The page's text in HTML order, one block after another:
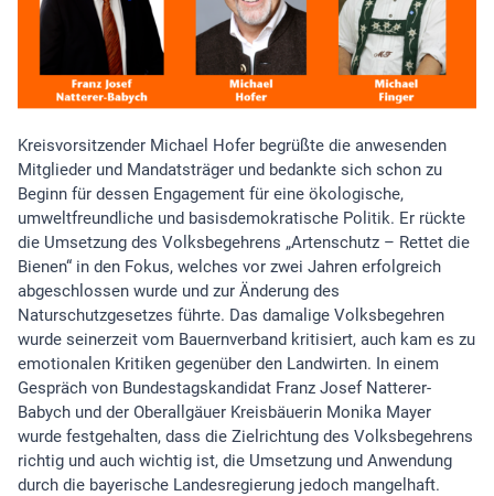
Kreisvorsitzender Michael Hofer begrüßte die anwesenden
Mitglieder und Mandatsträger und bedankte sich schon zu
Beginn für dessen Engagement für eine ökologische,
umweltfreundliche und basisdemokratische Politik. Er rückte
die Umsetzung des Volksbegehrens „Artenschutz – Rettet die
Bienen“ in den Fokus, welches vor zwei Jahren erfolgreich
abgeschlossen wurde und zur Änderung des
Naturschutzgesetzes führte. Das damalige Volksbegehren
wurde seinerzeit vom Bauernverband kritisiert, auch kam es zu
emotionalen Kritiken gegenüber den Landwirten. In einem
Gespräch von Bundestagskandidat Franz Josef Natterer-
Babych und der Oberallgäuer Kreisbäuerin Monika Mayer
wurde festgehalten, dass die Zielrichtung des Volksbegehrens
richtig und auch wichtig ist, die Umsetzung und Anwendung
durch die bayerische Landesregierung jedoch mangelhaft.